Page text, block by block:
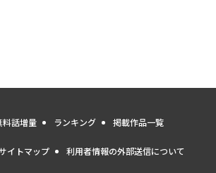
料話増量 ランキング 掲載作品一覧
イトマップ 利用者情報の外部送信について